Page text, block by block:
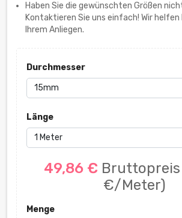
Haben Sie die gewünschten Größen
Kontaktieren Sie uns einfach! Wir helfen
Ihrem Anliegen.
Durchmesser
Länge
49,86 € Bruttopreis
€/Meter)
Menge